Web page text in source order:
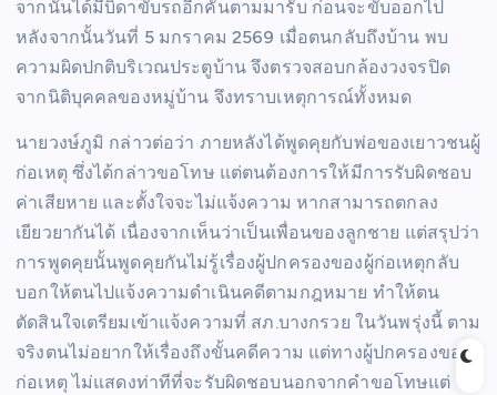
จากนั้นได้มีบิดาขับรถอีกคันตามมารับ ก่อนจะขับออกไป
หลังจากนั้นวันที่ 5 มกราคม 2569 เมื่อตนกลับถึงบ้าน พบ
ความผิดปกติบริเวณประตูบ้าน จึงตรวจสอบกล้องวงจรปิด
จากนิติบุคคลของหมู่บ้าน จึงทราบเหตุการณ์ทั้งหมด
นายวงษ์ภูมิ กล่าวต่อว่า ภายหลังได้พูดคุยกับพ่อของเยาวชนผู้
ก่อเหตุ ซึ่งได้กล่าวขอโทษ แต่ตนต้องการให้มีการรับผิดชอบ
ค่าเสียหาย และตั้งใจจะไม่แจ้งความ หากสามารถตกลง
เยียวยากันได้ เนื่องจากเห็นว่าเป็นเพื่อนของลูกชาย แต่สรุปว่า
การพูดคุยนั้นพูดคุยกันไม่รู้เรื่องผู้ปกครองของผู้ก่อเหตุกลับ
บอกให้ตนไปแจ้งความดำเนินคดีตามกฎหมาย ทำให้ตน
ตัดสินใจเตรียมเข้าแจ้งความที่ สภ.บางกรวย ในวันพรุ่งนี้ ตาม
จริงตนไม่อยากให้เรื่องถึงขั้นคดีความ แต่ทางผู้ปกครองของผู้
ก่อเหตุ ไม่แสดงท่าทีที่จะรับผิดชอบนอกจากคำขอโทษแต่